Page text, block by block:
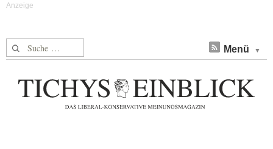
Suche nach: Menü